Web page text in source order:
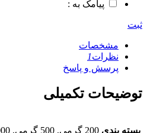
پیامک به :
ثبت
مشخصات
نظرات1
پرسش و پاسخ
توضیحات تکمیلی
بسته بندی 200 گرمی, 500 گرمی, 1000 گرمی